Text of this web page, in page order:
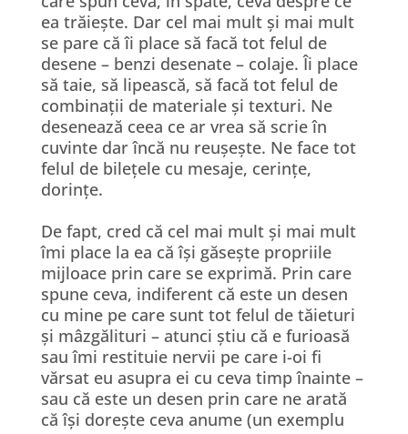
ea trăiește. Dar cel mai mult și mai mult
se pare că îi place să facă tot felul de
desene – benzi desenate – colaje. Îi place
să taie, să lipească, să facă tot felul de
combinații de materiale și texturi. Ne
desenează ceea ce ar vrea să scrie în
cuvinte dar încă nu reușește. Ne face tot
felul de bilețele cu mesaje, cerințe,
dorințe.
De fapt, cred că cel mai mult și mai mult
îmi place la ea că își găsește propriile
mijloace prin care se exprimă. Prin care
spune ceva, indiferent că este un desen
cu mine pe care sunt tot felul de tăieturi
și mâzgălituri – atunci știu că e furioasă
sau îmi restituie nervii pe care i-oi fi
vărsat eu asupra ei cu ceva timp înainte –
sau că este un desen prin care ne arată
că își dorește ceva anume (un exemplu